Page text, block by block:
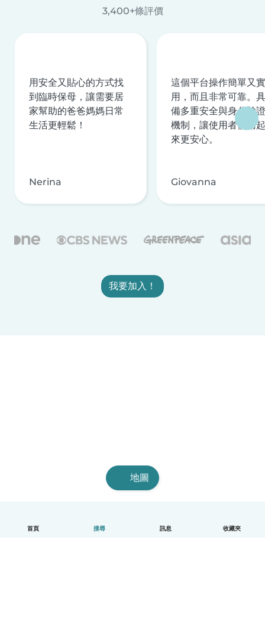
首頁 搜尋 訊息 收藏夾
3,400+條評價
用安全又貼心的方式找
到臨時保母，讓需要居
家幫助的爸爸媽媽日常
生活更輕鬆！
Nerina
這個平台操作簡單又實
用，而且非常可靠。具
備多重安全與身分驗證
機制，讓使用者使用起
來更安心。
Giovanna
我要加入！
地圖